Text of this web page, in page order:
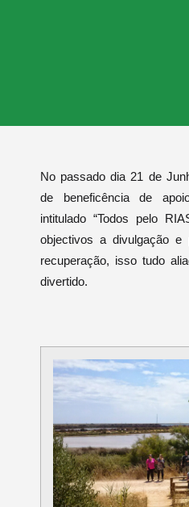
No passado dia 21 de
de beneficência de
intitulado “Todos pelo
objectivos a divulgação
recuperação, isso tudo
divertido.